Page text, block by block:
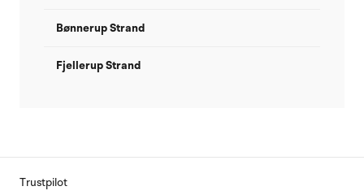
Bønnerup Strand
Fjellerup Strand
Trustpilot